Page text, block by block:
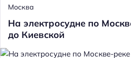
Москва
На электросудне по
до Киевской
и